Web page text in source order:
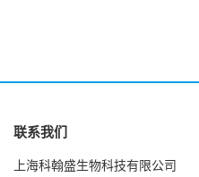
联系我们
上海科翰盛生物科技有限公司